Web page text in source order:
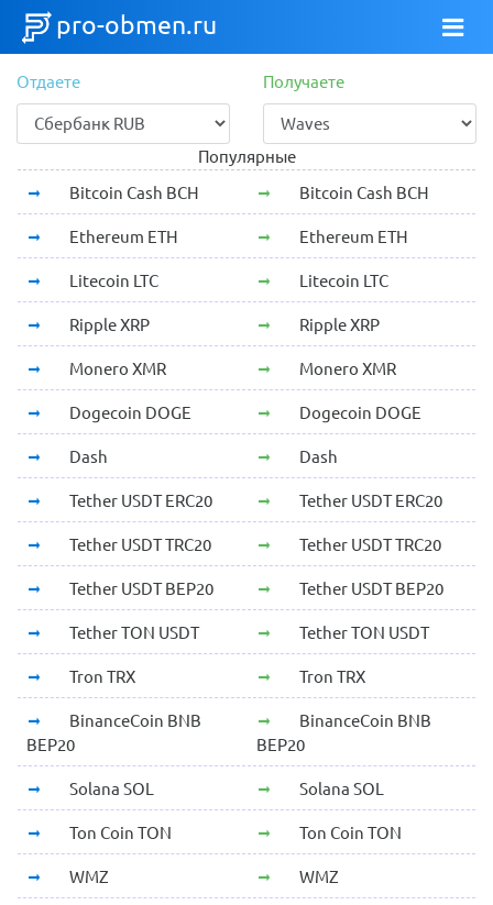
pro-obmen.ru
Отдаете Получаете
Популярные
Bitcoin Cash BCH
Bitcoin Cash BCH
Ethereum ETH Ethereum ETH
Litecoin LTC Litecoin LTC
Ripple XRP Ripple XRP
Monero XMR Monero XMR
Dogecoin DOGE Dogecoin DOGE
Dash Dash
Tether USDT ERC20 Tether USDT ERC20
Tether USDT TRC20 Tether USDT TRC20
Tether USDT BEP20 Tether USDT BEP20
Tether TON USDT Tether TON USDT
Tron TRX Tron TRX
BinanceCoin BNB
BEP20
BinanceCoin BNB
BEP20
Solana SOL Solana SOL
Ton Coin TON Ton Coin TON
WMZ WMZ